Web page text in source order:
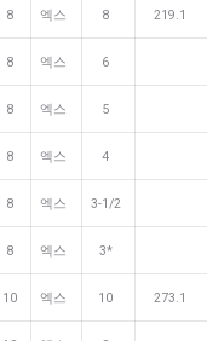
8 엑스 8 219.1
8 엑스 6
8 엑스 5
8 엑스 4
8 엑스 3-1/2
8 엑스 3*
10 엑스 10 273.1